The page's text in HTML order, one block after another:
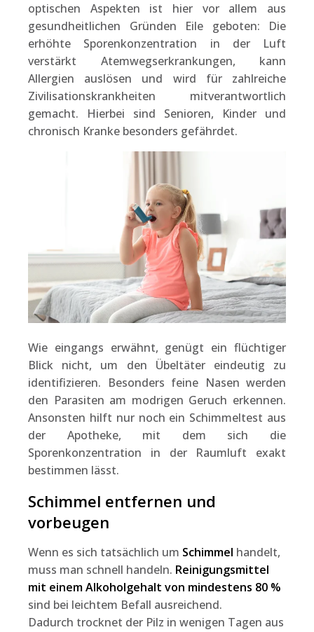
optischen Aspekten ist hier vor allem aus
gesundheitlichen Gründen Eile geboten: Die
erhöhte Sporenkonzentration in der Luft
verstärkt Atemwegserkrankungen, kann
Allergien auslösen und wird für zahlreiche
Zivilisationskrankheiten mitverantwortlich
gemacht. Hierbei sind Senioren, Kinder und
chronisch Kranke besonders gefährdet.
Wie eingangs erwähnt, genügt ein flüchtiger
Blick nicht, um den Übeltäter eindeutig zu
identifizieren. Besonders feine Nasen werden
den Parasiten am modrigen Geruch erkennen.
Ansonsten hilft nur noch ein Schimmeltest aus
der Apotheke, mit dem sich die
Sporenkonzentration in der Raumluft exakt
bestimmen lässt.
Schimmel entfernen und
vorbeugen
Wenn es sich tatsächlich um Schimmel handelt,
muss man schnell handeln. Reinigungsmittel
mit einem Alkoholgehalt von mindestens 80 %
sind bei leichtem Befall ausreichend.
Dadurch trocknet der Pilz in wenigen Tagen aus